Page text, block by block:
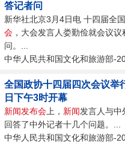
答记者问
新华社北京3月4日电 十四届全
会 ，大会发言人娄勤俭就会议
问。...
中华人民共和国文化和旅游部-
全国政协十四届四次会议举
日下午3时开幕
新闻发布会 上， 新闻发言人与中
回答了中外记者十几个问题。...
中华人民共和国文化和旅游部-